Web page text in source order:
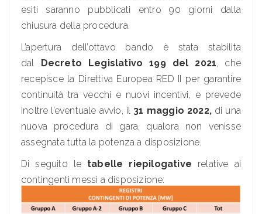
esiti saranno pubblicati entro 90 giorni dalla
chiusura della procedura.
L’apertura dell’ottavo bando è stata stabilita
dal Decreto Legislativo 199 del 2021, che
recepisce la Direttiva Europea RED II per garantire
continuità tra vecchi e nuovi incentivi, e prevede
inoltre l’eventuale avvio, il 31 maggio 2022,di una
nuova procedura di gara, qualora non venisse
assegnata tutta la potenza a disposizione.
Di seguito le tabelle riepilogative relative ai
contingenti messi a disposizione: